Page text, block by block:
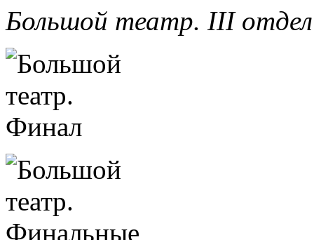
Большой театр. III